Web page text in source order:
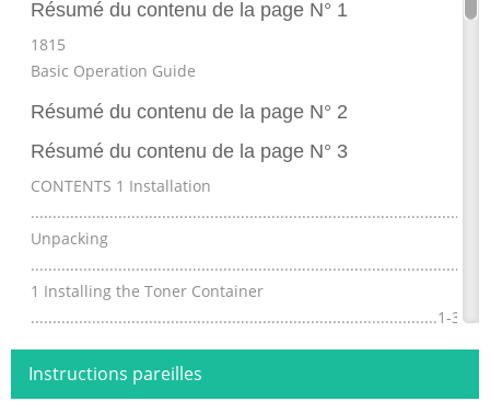
Résumé du contenu de la page N° 1
1815
Basic Operation Guide
Résumé du contenu de la page N° 2
Résumé du contenu de la page N° 3
CONTENTS 1 Installation
......................................................................................................
Unpacking
1 Installing the Toner Container
.............................................................................................1-3
Résumé du contenu de la page N° 4
Instructions pareilles